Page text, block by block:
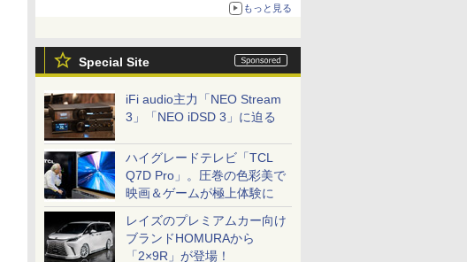
もっと見る
Special Site
iFi audio主力「NEO Stream
3」「NEO iDSD 3」に迫る
ハイグレードテレビ「TCL
Q7D Pro」。圧巻の色彩美で
映画＆ゲームが極上体験に
レイズのプレミアムカー向け
ブランドHOMURAから
「2×9R」が登場！